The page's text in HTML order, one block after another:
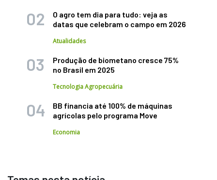
O agro tem dia para tudo: veja as
datas que celebram o campo em 2026
Atualidades
Produção de biometano cresce 75%
no Brasil em 2025
Tecnologia Agropecuária
BB financia até 100% de máquinas
agrícolas pelo programa Move
Economia